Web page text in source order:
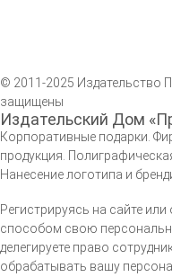
© 2011-2025 Издательство
защищены
Издательский Дом
Корпоративные подарки.
продукция.
Нанесение логотипа и
Регистрируясь на сайте
способом свою
делегируете право
обрабатывать вашу